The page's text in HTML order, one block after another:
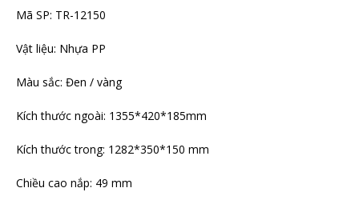
Mã SP: TR-12150
Vật liệu: Nhựa PP
Màu sắc: Đen / vàng
Kích thước ngoài: 1355*420*185mm
Kích thước trong: 1282*350*150 mm
Chiều cao nắp: 49 mm